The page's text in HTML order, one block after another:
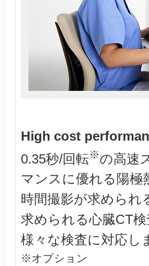
High cost
0.35秒/回転※の高速
マンスに優れる陽極
時間撮影が求められ
求められる心臓CT
様々な検査に対応し
※オプション